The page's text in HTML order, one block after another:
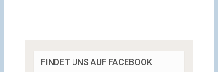
FINDET UNS AUF FACEBOOK